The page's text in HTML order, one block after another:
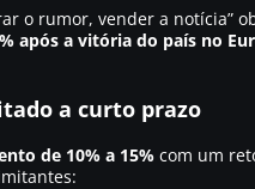
o rumor, vender a notícia”
após a vitória do país no
a curto prazo
de 10% a 15% com um